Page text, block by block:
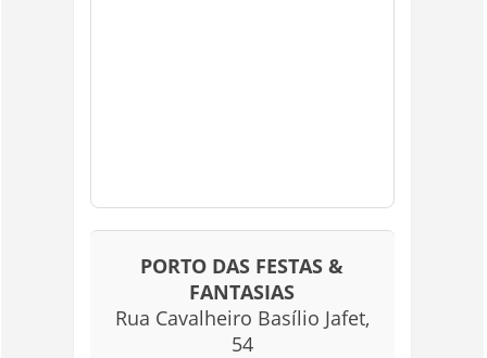
PORTO DAS FESTAS &
FANTASIAS
Rua Cavalheiro Basílio Jafet,
54